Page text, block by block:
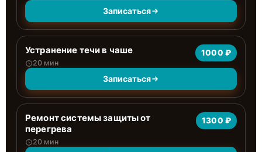
Записаться
Устранение течи в чаше
20 мин
1000 ₽
Записаться
Ремонт системы защиты от
перегрева
20 мин
1300 ₽